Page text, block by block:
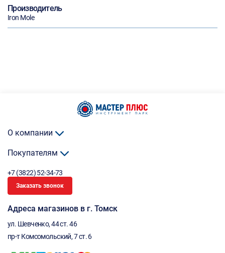
Производитель
Iron Mole
О компании
Покупателям
+7 (3822) 52-34-73
Заказать звонок
Адреса магазинов в г. Томск
ул. Шевченко, 44 ст. 46
пр-т Комсомольский, 7 ст. 6